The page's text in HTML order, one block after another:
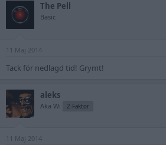
s
The Pell
Basic
11 Maj 2014
Tack för nedlagd tid! Grymt!
aleks
Aka Wi 2-Faktor
11 Maj 2014